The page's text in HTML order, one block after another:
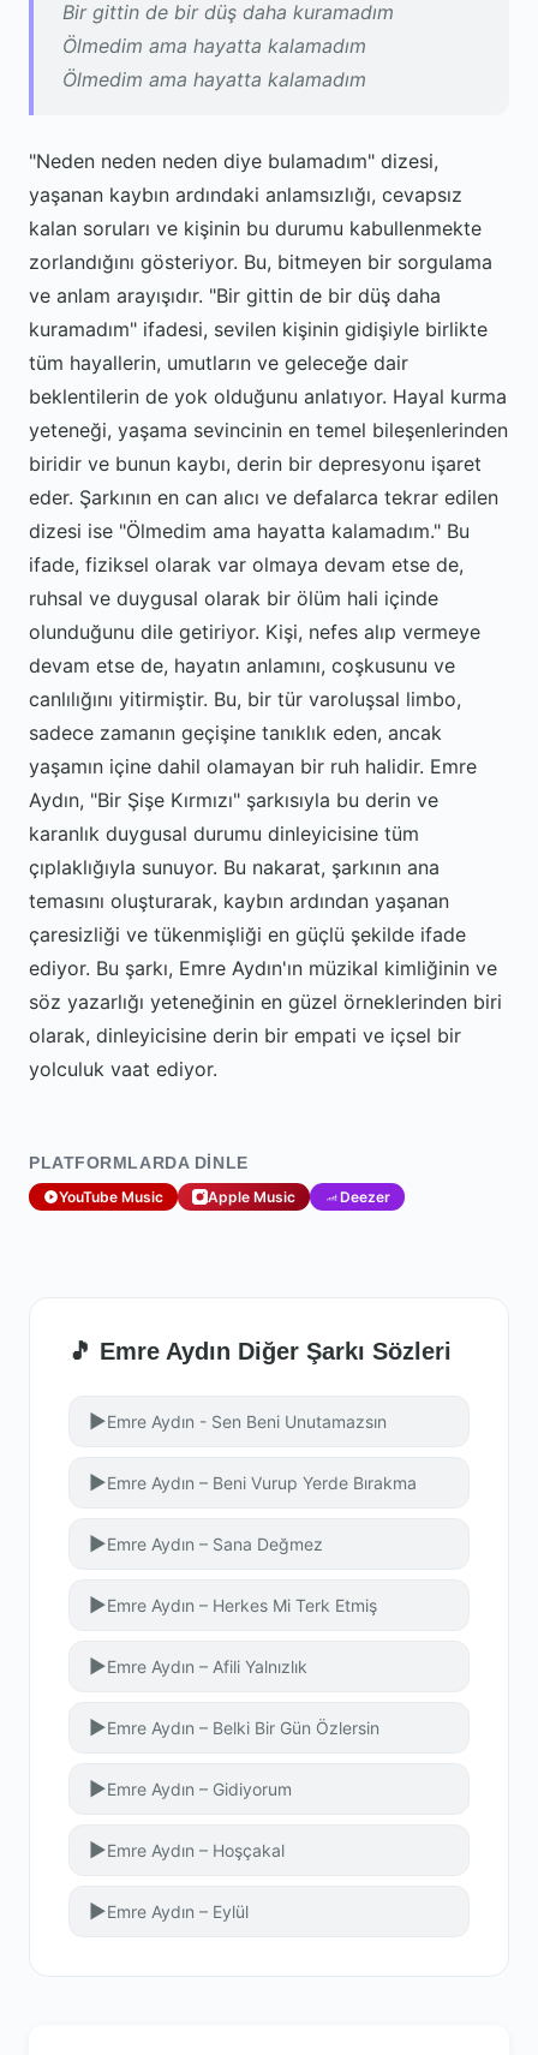
Bir gittin de bir düş daha kuramadım
Ölmedim ama hayatta kalamadım
Ölmedim ama hayatta kalamadım
"Neden neden neden diye bulamadım" dizesi,
yaşanan kaybın ardındaki anlamsızlığı, cevapsız
kalan soruları ve kişinin bu durumu kabullenmekte
zorlandığını gösteriyor. Bu, bitmeyen bir sorgulama
ve anlam arayışıdır. "Bir gittin de bir düş daha
kuramadım" ifadesi, sevilen kişinin gidişiyle birlikte
tüm hayallerin, umutların ve geleceğe dair
beklentilerin de yok olduğunu anlatıyor. Hayal kurma
yeteneği, yaşama sevincinin en temel bileşenlerinden
biridir ve bunun kaybı, derin bir depresyonu işaret
eder. Şarkının en can alıcı ve defalarca tekrar edilen
dizesi ise "Ölmedim ama hayatta kalamadım." Bu
ifade, fiziksel olarak var olmaya devam etse de,
ruhsal ve duygusal olarak bir ölüm hali içinde
olunduğunu dile getiriyor. Kişi, nefes alıp vermeye
devam etse de, hayatın anlamını, coşkusunu ve
canlılığını yitirmiştir. Bu, bir tür varoluşsal limbo,
sadece zamanın geçişine tanıklık eden, ancak
yaşamın içine dahil olamayan bir ruh halidir. Emre
Aydın, "Bir Şişe Kırmızı" şarkısıyla bu derin ve
karanlık duygusal durumu dinleyicisine tüm
çıplaklığıyla sunuyor. Bu nakarat, şarkının ana
temasını oluşturarak, kaybın ardından yaşanan
çaresizliği ve tükenmişliği en güçlü şekilde ifade
ediyor. Bu şarkı, Emre Aydın'ın müzikal kimliğinin ve
söz yazarlığı yeteneğinin en güzel örneklerinden biri
olarak, dinleyicisine derin bir empati ve içsel bir
yolculuk vaat ediyor.
PLATFORMLARDA DINLE
YouTube Music Apple Music Deezer
🎵 Emre Aydın Diğer Şarkı Sözleri
▶Emre Aydın - Sen Beni Unutamazsın
▶Emre Aydın – Beni Vurup Yerde Bırakma
▶Emre Aydın – Sana Değmez
▶Emre Aydın – Herkes Mi Terk Etmiş
▶Emre Aydın – Afili Yalnızlık
▶Emre Aydın – Belki Bir Gün Özlersin
▶Emre Aydın – Gidiyorum
▶Emre Aydın – Hoşçakal
▶Emre Aydın – Eylül